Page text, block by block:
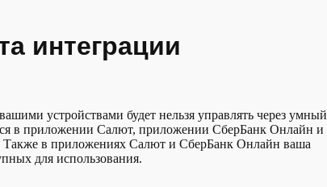
интеграции
устройствами будет нельзя управлять через умный
в приложении Салют, приложении СберБанк Онлайн и
Также в приложениях Салют и СберБанк Онлайн ваша
для использования.